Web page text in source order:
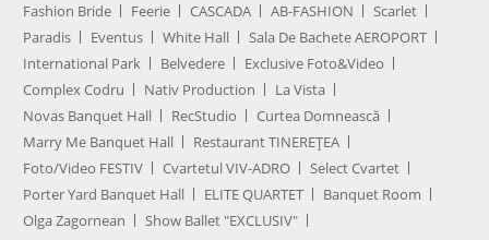
Fashion Bride
Feerie CASCADA AB-FASHION
Scarlet
Paradis
Eventus White Hall
Sala De Bachete AEROPORT
International Park
Belvedere
Exclusive Foto&Video
Complex Codru
Nativ Production
La Vista
Novas Banquet Hall
RecStudio
Curtea Domnească
Marry Me Banquet Hall
Restaurant TINEREȚEA
Foto/Video FESTIV
Cvartetul VIV-ADRO
Select Cvartet
Porter Yard Banquet Hall
ELITE QUARTET
Banquet Room
Olga Zagornean
Show Ballet "EXCLUSIV"